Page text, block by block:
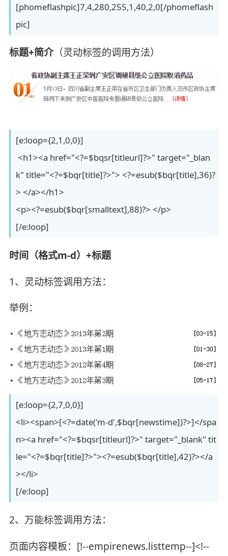
[phomeflashpic]7,4,280,255,1,40,2,0[/phomeflash
pic]
标题+简介（灵动标签的调用方法）
[e:loop={2,1,0,0}]
<h1><a href="<?=$bqsr[titleurl]?>" target="_blan
k" title="<?=$bqr[title]?>"> <?=esub($bqr[title],36)?
> </a></h1>
<p><?=esub($bqr[smalltext],88)?> </p>
[/e:loop]
时间（格式m-d）+标题
1、灵动标签调用方法：
举例：
[e:loop={2,7,0,0}]
<li><span>[<?=date('m-d',$bqr[newstime])?>]</spa
n><a href="<?=$bqsr[titleurl]?>" target="_blank" tit
le="<?=$bqr[title]?>"><?=esub($bqr[title],42)?></a
></li>
[/e:loop]
2、万能标签调用方法：
页面内容模板：[!--empirenews.listtemp--]<!--